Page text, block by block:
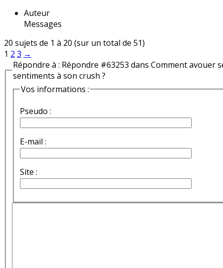
Auteur
Messages
20 sujets de 1 à 20 (sur un total de 51)
1 2 3 →
Répondre à : Répondre #63253 dans Comment avouer
sentiments à son crush ?
Vos informations :
Pseudo :
E-mail :
Site :